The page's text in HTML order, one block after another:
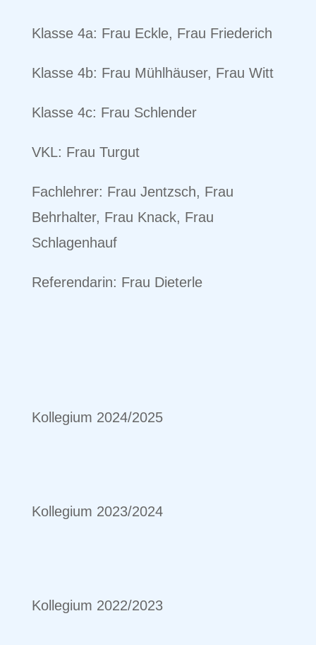
Klasse 4a: Frau Eckle, Frau Friederich
Klasse 4b: Frau Mühlhäuser, Frau Witt
Klasse 4c: Frau Schlender
VKL: Frau Turgut
Fachlehrer: Frau Jentzsch, Frau
Behrhalter, Frau Knack, Frau
Schlagenhauf
Referendarin: Frau Dieterle
Kollegium 2024/2025
Kollegium 2023/2024
Kollegium 2022/2023